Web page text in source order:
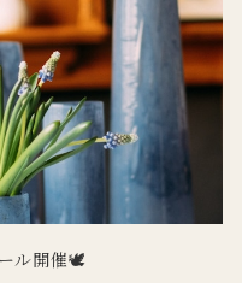
ル開催🕊